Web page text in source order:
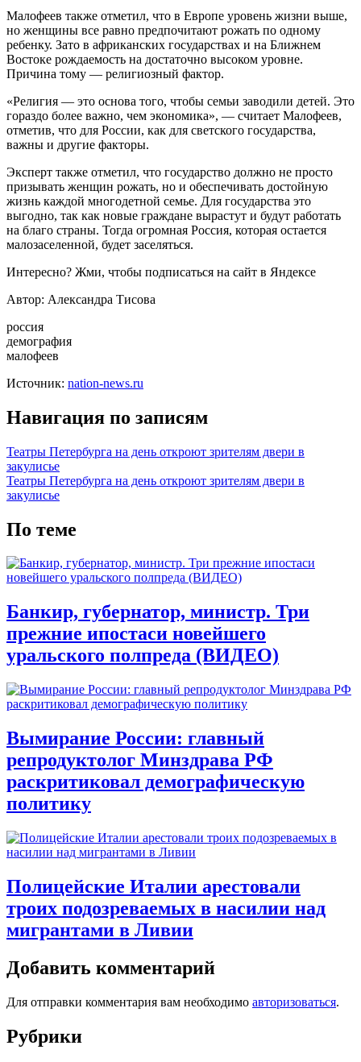
Малофеев также отметил, что в Европе уровень жизни выше,
но женщины все равно предпочитают рожать по одному
ребенку. Зато в африканских государствах и на Ближнем
Востоке рождаемость на достаточно высоком уровне.
Причина тому — религиозный фактор.
«Религия — это основа того, чтобы семьи заводили детей. Это
гораздо более важно, чем экономика», — считает Малофеев,
отметив, что для России, как для светского государства,
важны и другие факторы.
Эксперт также отметил, что государство должно не просто
призывать женщин рожать, но и обеспечивать достойную
жизнь каждой многодетной семье. Для государства это
выгодно, так как новые граждане вырастут и будут работать
на благо страны. Тогда огромная Россия, которая остается
малозаселенной, будет заселяться.
Интересно? Жми, чтобы подписаться на сайт в Яндексе
Автор: Александра Тисова
россия
демография
малофеев
Источник: nation-news.ru
Навигация по записям
Театры Петербурга на день откроют зрителям двери в
закулисье
Театры Петербурга на день откроют зрителям двери в
закулисье
По теме
Банкир, губернатор, министр. Три
прежние ипостаси новейшего
уральского полпреда (ВИДЕО)
Вымирание России: главный
репродуктолог Минздрава РФ
раскритиковал демографическую
политику
Полицейские Италии арестовали
троих подозреваемых в насилии над
мигрантами в Ливии
Добавить комментарий
Для отправки комментария вам необходимо авторизоваться.
Рубрики